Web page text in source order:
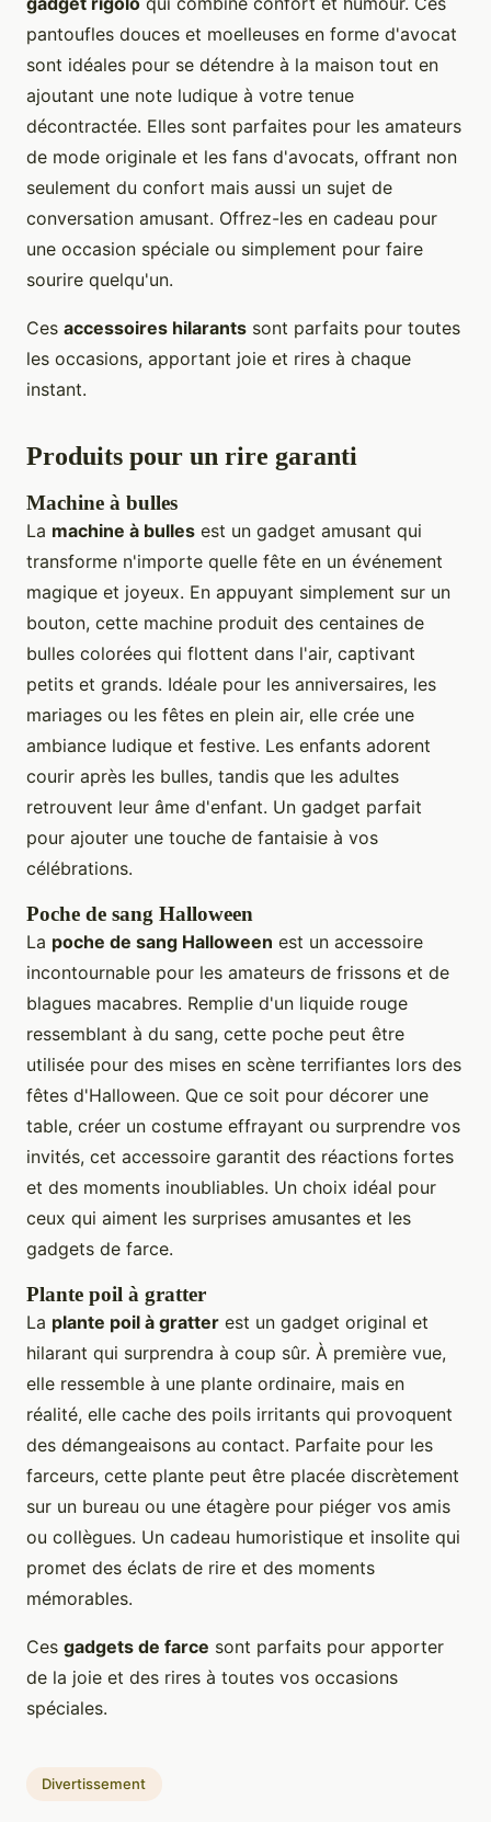
pantoufles douces et moelleuses en forme d'avocat
sont idéales pour se détendre à la maison tout en
ajoutant une note ludique à votre tenue
décontractée. Elles sont parfaites pour les amateurs
de mode originale et les fans d'avocats, offrant non
seulement du confort mais aussi un sujet de
conversation amusant. Offrez-les en cadeau pour
une occasion spéciale ou simplement pour faire
sourire quelqu'un.
Ces accessoires hilarants sont parfaits pour toutes
les occasions, apportant joie et rires à chaque
instant.
Produits pour un rire garanti
Machine à bulles
La machine à bulles est un gadget amusant qui
transforme n'importe quelle fête en un événement
magique et joyeux. En appuyant simplement sur un
bouton, cette machine produit des centaines de
bulles colorées qui flottent dans l'air, captivant
petits et grands. Idéale pour les anniversaires, les
mariages ou les fêtes en plein air, elle crée une
ambiance ludique et festive. Les enfants adorent
courir après les bulles, tandis que les adultes
retrouvent leur âme d'enfant. Un gadget parfait
pour ajouter une touche de fantaisie à vos
célébrations.
Poche de sang Halloween
La poche de sang Halloween est un accessoire
incontournable pour les amateurs de frissons et de
blagues macabres. Remplie d'un liquide rouge
ressemblant à du sang, cette poche peut être
utilisée pour des mises en scène terrifiantes lors des
fêtes d'Halloween. Que ce soit pour décorer une
table, créer un costume effrayant ou surprendre vos
invités, cet accessoire garantit des réactions fortes
et des moments inoubliables. Un choix idéal pour
ceux qui aiment les surprises amusantes et les
gadgets de farce.
Plante poil à gratter
La plante poil à gratter est un gadget original et
hilarant qui surprendra à coup sûr. À première vue,
elle ressemble à une plante ordinaire, mais en
réalité, elle cache des poils irritants qui provoquent
des démangeaisons au contact. Parfaite pour les
farceurs, cette plante peut être placée discrètement
sur un bureau ou une étagère pour piéger vos amis
ou collègues. Un cadeau humoristique et insolite qui
promet des éclats de rire et des moments
mémorables.
Ces gadgets de farce sont parfaits pour apporter
de la joie et des rires à toutes vos occasions
spéciales.
Divertissement